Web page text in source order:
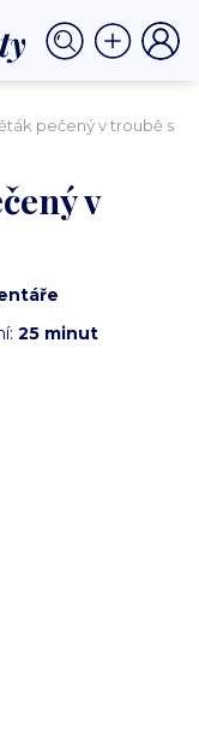
pečený v troubě s
v
25 minut